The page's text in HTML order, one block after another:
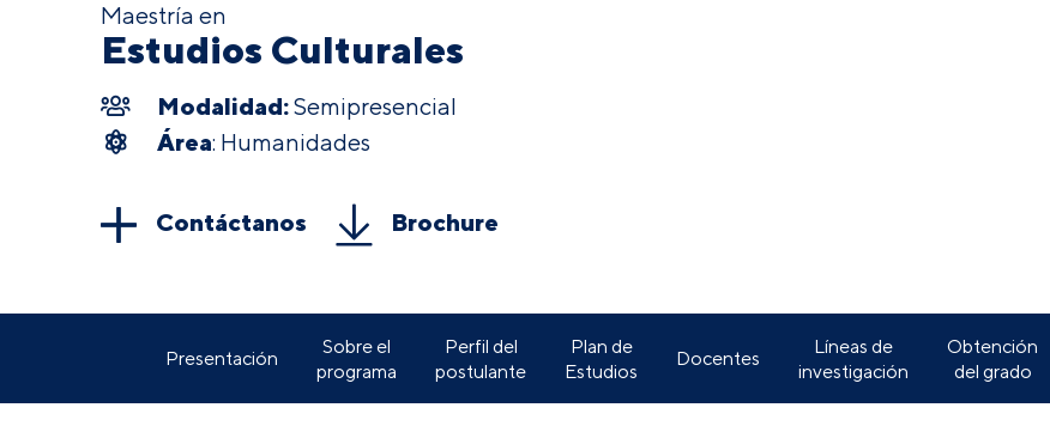
Maestría en
Estudios Culturales
Modalidad:Semipresencial
Área: Humanidades
Contáctanos Brochure
Presentación
Sobre el
programa
Perfil del
postulante
Plan de
Estudios
Docentes
Líneas de
investigación
Obtención
del grado